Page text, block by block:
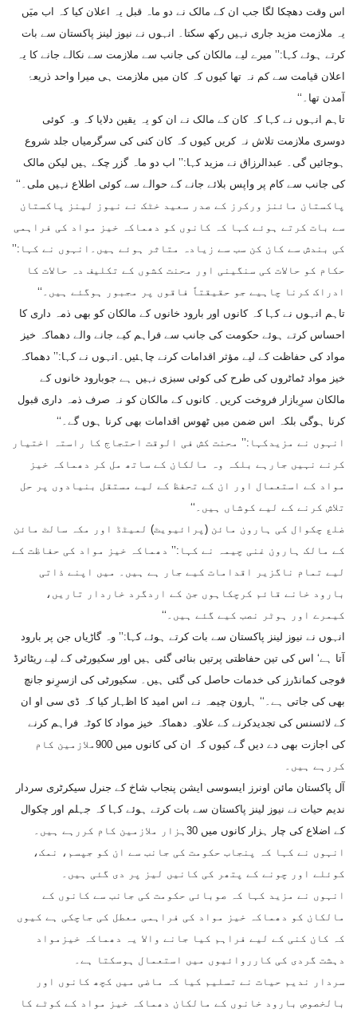
اس وقت دھچکا لگا جب ان کے مالک نے دو ماہ قبل یہ اعلان کیا کہ اب میَں
یہ ملازمت مزید جاری نہیں رکھ سکتا۔ انہوں نے نیوز لینز پاکستان سے بات
کرتے ہوئے کہا:’’ میرے لیے مالکان کی جانب سے ملازمت سے نکالے جانے کا یہ
اعلان قیامت سے کم نہ تھا کیوں کہ کان میں ملازمت ہی میرا واحد ذریعۂ
آمدن تھا۔‘‘
تاہم انہوں نے کہا کہ کان کے مالک نے ان کو یہ یقین دلایا کہ وہ کوئی
دوسری ملازمت تلاش نہ کریں کیوں کہ کان کنی کی سرگرمیاں جلد شروع
ہوجائیں گی۔ عبدالرزاق نے مزید کہا:’’ اب دو ماہ گزر چکے ہیں لیکن مالک
کی جانب سے کام پر واپس بلائے جانے کے حوالے سے کوئی اطلاع نہیں ملی۔‘‘
پاکستان مائنز ورکرز کے صدر سعید خٹک نے نیوز لینز پاکستان
سے بات کرتے ہوئے کہا کہ کانوں کو دھماکہ خیز مواد کی فراہمی
کی بندش سے کان کن سب سے زیادہ متاثر ہوئے ہیں۔انہوں نے کہا:’’
حکام کو حالات کی سنگینی اور محنت کشوں کے تکلیف دہ حالات کا
ادراک کرنا چاہیے جو حقیقتاً فاقوں پر مجبور ہوگئے ہیں۔‘‘
تاہم انہوں نے کہا کہ کانوں اور بارود خانوں کے مالکان کو بھی ذمہ داری کا
احساس کرتے ہوئے حکومت کی جانب سے فراہم کیے جانے والے دھماکہ خیز
مواد کی حفاظت کے لیے مؤثر اقدامات کرنے چاہئیں۔انہوں نے کہا:’’ دھماکہ
خیز مواد ٹماٹروں کی طرح کی کوئی سبزی نہیں ہے جوبارود خانوں کے
مالکان سرِبازار فروخت کریں۔ کانوں کے مالکان کو نہ صرف ذمہ داری قبول
کرنا ہوگی بلکہ اس ضمن میں ٹھوس اقدامات بھی کرنا ہوں گے۔‘‘
انہوں نے مزیدکہا:’’ محنت کش فی الوقت احتجاج کا راستہ اختیار
کرنے نہیں جارہے بلکہ وہ مالکان کے ساتھ مل کر دھماکہ خیز
مواد کے استعمال اور ان کے تحفظ کے لیے مستقل بنیادوں پر حل
تلاش کرنے کے لیے کوشاں ہیں۔‘‘
ضلع چکوال کی ہارون مائن (پرائیویٹ) لمیٹڈ اور مکہ سالٹ مائن
کے مالک ہارون غنی چیمہ نے کہا:’’ دھماکہ خیز مواد کی حفاظت کے
لیے تمام ناگزیر اقدامات کیے جار ہے ہیں۔ میں اپنے ذاتی
بارود خانے قائم کرچکاہوں جن کے اردگرد خاردار تاریں،
کیمرے اور ہوٹر نصب کیے گئے ہیں۔‘‘
انہوں نے نیوز لینز پاکستان سے بات کرتے ہوئے کہا:’’ وہ گاڑیاں جن پر بارود
آتا ہے‘ اس کی تین حفاظتی پرتیں بنائی گئی ہیں اور سکیورٹی کے لیے ریٹائرڈ
فوجی کمانڈرز کی خدمات حاصل کی گئی ہیں۔ سکیورٹی کی ازسرِنو جانچ
بھی کی جاتی ہے۔‘‘ ہارون چیمہ نے اس امید کا اظہار کیا کہ ڈی سی او ان
کے لائسنس کی تجدیدکرنے کے علاوہ دھماکہ خیز مواد کا کوٹہ فراہم کرنے
کی اجازت بھی دے دیں گے کیوں کہ ان کی کانوں میں 900ملازمین کام
کررہے ہیں۔
آل پاکستان مائن اونرز ایسوسی ایشن پنجاب شاخ کے جنرل سیکرٹری سردار
ندیم حیات نے نیوز لینز پاکستان سے بات کرتے ہوئے کہا کہ جہلم اور چکوال
کے اضلاع کی چار ہزار کانوں میں 30ہزار ملازمین کام کررہے ہیں۔
انہوں نے کہا کہ پنجاب حکومت کی جانب سے ان کو جپسم، نمک،
کوئلے اور چونے کے پتھر کی کانیں لیز پر دی گئی ہیں۔
انہوں نے مزید کہا کہ صوبائی حکومت کی جانب سے کانوں کے
مالکان کو دھماکہ خیز مواد کی فراہمی معطل کی جاچکی ہے کیوں
کہ کان کنی کے لیے فراہم کیا جانے والا یہ دھماکہ خیزمواد
دہشت گردی کی کارروائیوں میں استعمال ہوسکتا ہے۔
سردار ندیم حیات نے تسلیم کیا کہ ماضی میں کچھ کانوں اور
بالخصوص بارود خانوں کے مالکان دھماکہ خیز مواد کے کوٹے کا